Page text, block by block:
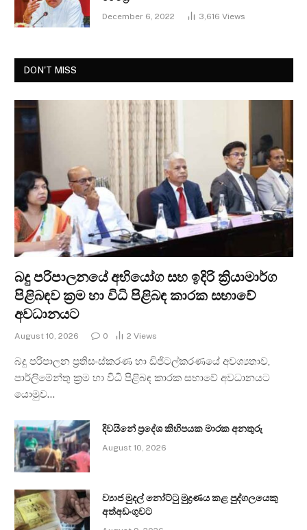
December 6, 2022 3,616 Views
DON'T MISS
බදු පරිපාලනයේ අභියෝග සහ ඉදිරි ක්‍රියාමාර්ග
පිළිබඳව ක්‍රම හා විධි පිළිබඳ කාරක සභාවේ
අවධානයට
August 10, 2026 0 2 Views
බදු පරිපාලන ප්‍රතිසංස්කරණ හා ඩිජිටල්කරණයේ අවශ්‍යතාව,
පාර්ලිමේන්තු ක්‍රම හා විධි පිළිබඳ කාරක සභාවේ අවධානයට
යොමුව…
දිවයිනේ ප්‍රදේශ කිහිපයක මාරක අනතුරු
August 10, 2026
ව්‍යාජ මුදල් නෝට්ටු මුද්‍රණය කළ පුද්ගලයෙකු
අත්අඩංගුවට